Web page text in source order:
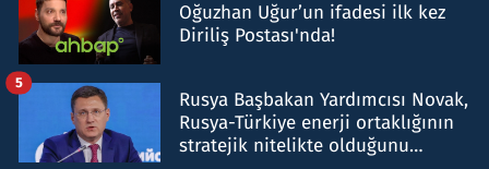
Oğuzhan Uğur’un ifadesi ilk kez
Diriliş Postası'nda!
Rusya Başbakan Yardımcısı Novak,
Rusya-Türkiye enerji ortaklığının
stratejik nitelikte olduğunu
5